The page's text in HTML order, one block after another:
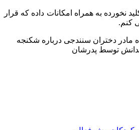
نخورده به همراه امکانات داده که قرار
کنم.